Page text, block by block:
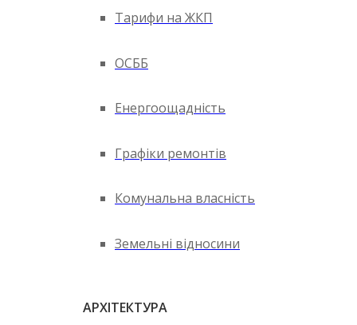
Тарифи на ЖКП
ОСББ
Енергоощадність
Графіки ремонтів
Комунальна власність
Земельні відносини
АРХІТЕКТУРА